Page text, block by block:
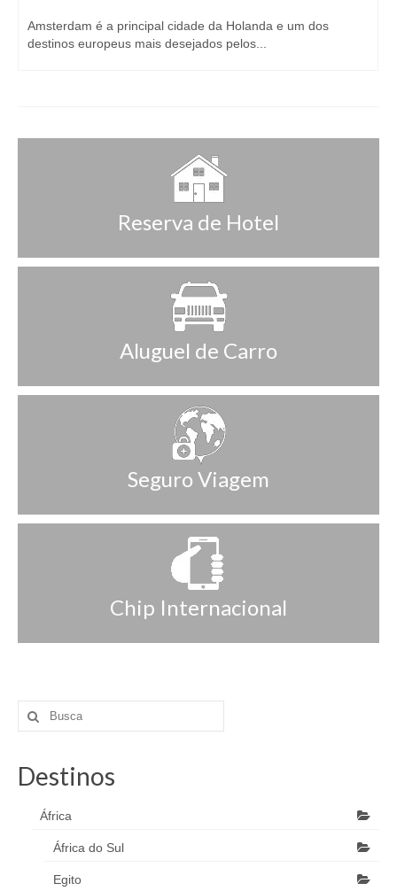
Amsterdam é a principal cidade da Holanda e um dos
destinos europeus mais desejados pelos...
Reserva de Hotel
Aluguel de Carro
Seguro Viagem
Chip Internacional
Destinos
África
África do Sul
Egito